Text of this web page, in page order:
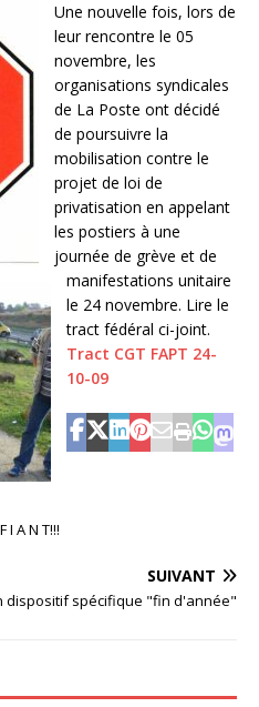
Une nouvelle fois, lors de
leur rencontre le 05
novembre, les
organisations syndicales
de La Poste ont décidé
de poursuivre la
mobilisation contre le
projet de loi de
privatisation en appelant
les postiers à une
journée de grève et de
manifestations unitaire
le 24 novembre. Lire le
tract fédéral ci-joint.
Tract CGT FAPT 24-
10-09
A N T!!!
SUIVANT
dispositif spécifique "fin d'année"